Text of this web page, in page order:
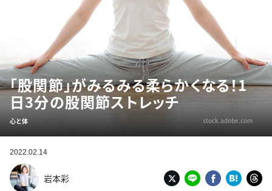
「股関節」がみるみる柔らかくなる！1
日3分の股関節ストレッチ
心と体 stock.adobe.com
2022.02.14
岩本彩